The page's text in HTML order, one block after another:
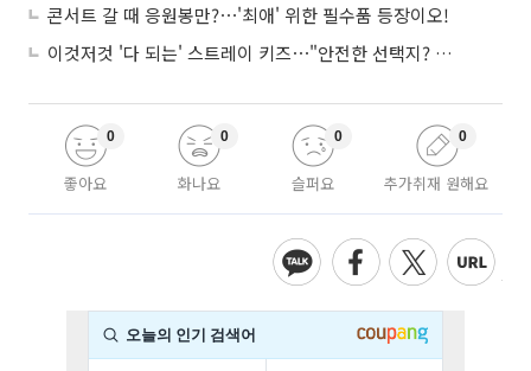
콘서트 갈 때 응원봉만?⋯'최애' 위한 필수품 등장이오!
이것저것 '다 되는' 스트레이 키즈⋯"안전한 선택지? 도전이 재밌죠"
좋아요
0
화나요
0
슬퍼요
0
추가취재 원해요
0